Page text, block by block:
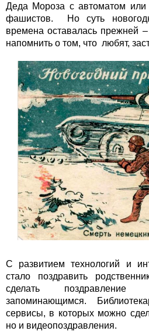
Деда Мороза с автоматом
фашистов. Но суть
времена оставалась прежней
напомнить о том, что любят,
С развитием технологий и
стало поздравить
сделать поздравление
запоминающимся.
сервисы, в которых можно
но и видеопоздравления.